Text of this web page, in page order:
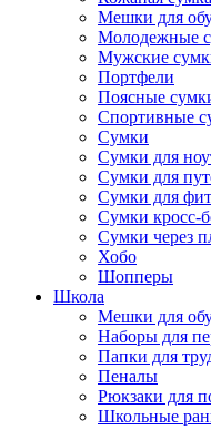
Мешки для
Молодежные
Мужские
Портфели
Поясные
Спортивные
Сумки
Сумки для
Сумки для
Сумки для
Сумки кросс-
Сумки через
Хобо
Шопперы
Школа
Мешки для
Наборы для
Папки для
Пеналы
Рюкзаки для
Школьные